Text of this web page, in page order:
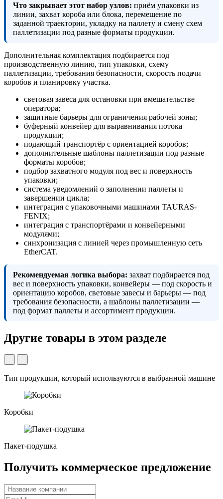
Что закрывает этот набор узлов: приём упаковки из
линии, захват короба или блока, перемещение по
заданной траектории, укладку на паллету и смену схем
паллетизации под разные форматы продукции.
Дополнительная комплектация подбирается под
производственную линию, тип упаковки, схему
паллетизации, требования безопасности, скорость подачи
коробов и планировку участка.
световая завеса для остановки при вмешательстве
оператора;
защитные барьеры для ограничения рабочей зоны;
буферный конвейер для выравнивания потока
продукции;
подающий транспортёр с ориентацией коробов;
дополнительные шаблоны паллетизации под разные
форматы коробов;
подбор захватного модуля под вес и поверхность
упаковки;
система уведомлений о заполнении паллеты и
завершении цикла;
интеграция с упаковочными машинами TAURAS-
FENIX;
интеграция с транспортёрами и конвейерными
модулями;
синхронизация с линией через промышленную сеть
EtherCAT.
Рекомендуемая логика выбора: захват подбирается под
вес и поверхность упаковки, конвейеры — под скорость и
ориентацию коробов, световые завесы и барьеры — под
требования безопасности, а шаблоны паллетизации —
под формат паллеты и ассортимент продукции.
Другие товары в этом разделе
Тип продукции, который используются в выбранной машине
Коробки
Пакет-подушка
Получить коммерческое предложение